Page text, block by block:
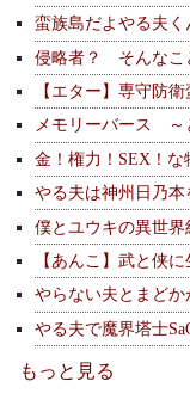
蛮族島だよやる夫く
侵略者？ そんなこ
【エター】専守防
メモリーバース ～
金！権力！SEX！な
やる夫は神州日乃
僕とユウキの異世界
【あんこ】武と侠
やらない夫とまど
やる夫で魔界塔士
もっと見る